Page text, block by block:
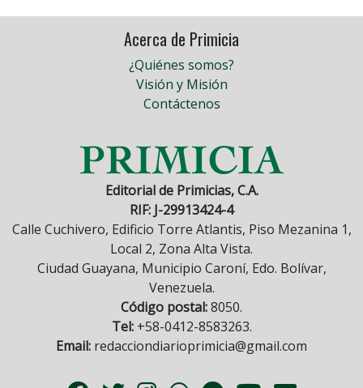
Acerca de Primicia
¿Quiénes somos?
Visión y Misión
Contáctenos
Editorial de Primicias, C.A.
RIF: J-29913424-4
Calle Cuchivero, Edificio Torre Atlantis, Piso Mezanina 1,
Local 2, Zona Alta Vista.
Ciudad Guayana, Municipio Caroní, Edo. Bolívar,
Venezuela.
Código postal:8050.
Tel:+58-0412-8583263.
Email: redacciondiarioprimicia@gmail.com